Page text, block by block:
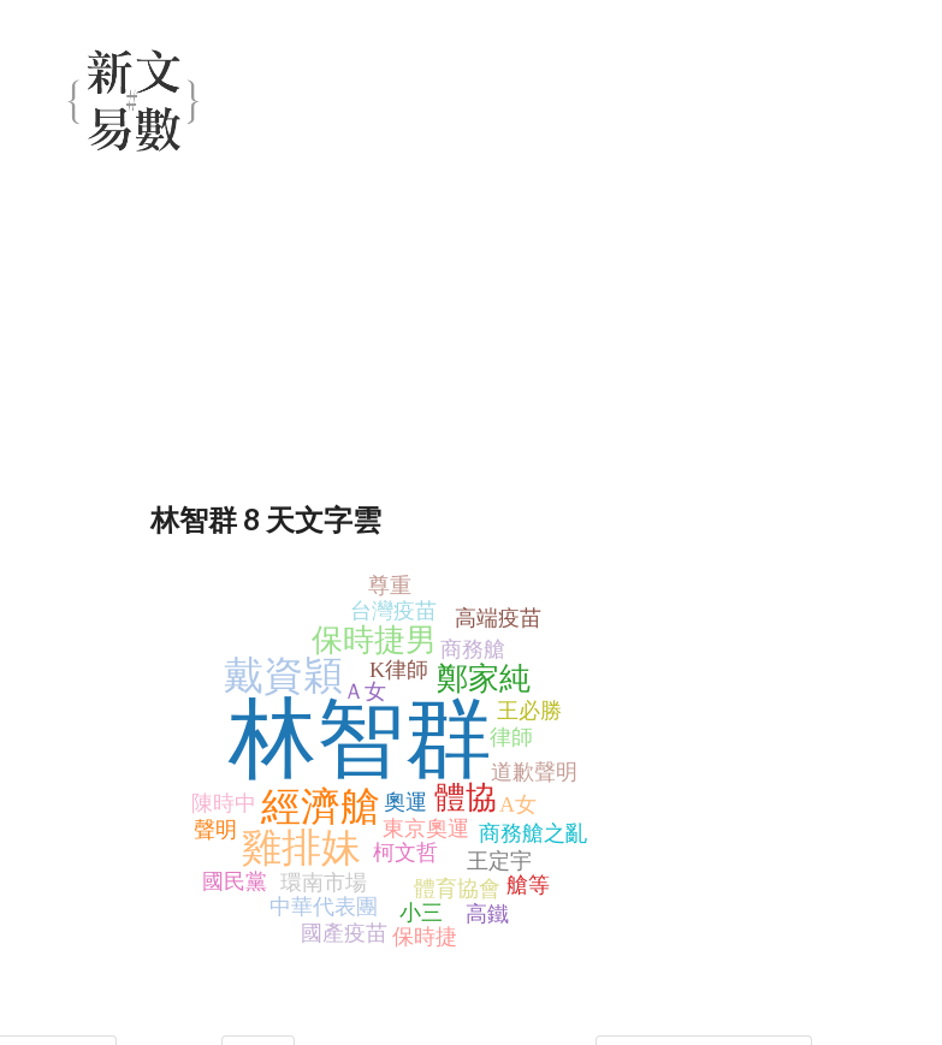
林智群 8 天文字雲
林智群
戴資穎
經濟艙
雞排妹
鄭家純
保時捷男
體協
東京奧運
Ａ女
商務艙
K律師
道歉聲明
柯文哲
陳時中
王定宇
環南市場
王必勝
體育協會
商務艙之亂
台灣疫苗
奧運
中華代表團
聲明
A女
小三
律師
艙等
保時捷
高鐵
國產疫苗
高端疫苗
尊重
國民黨